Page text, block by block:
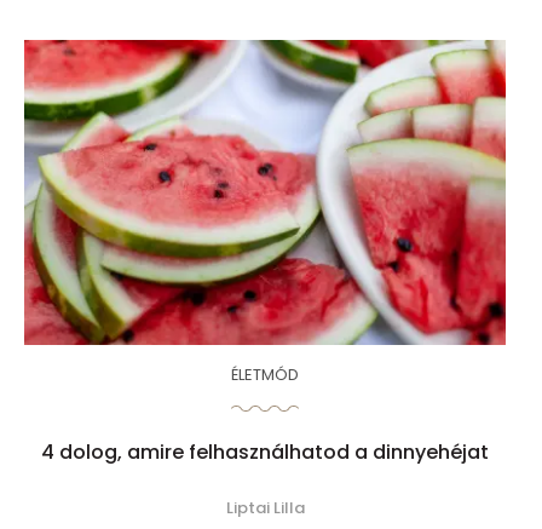
ÉLETMÓD
4 dolog, amire felhasználhatod a dinnyehéjat
Liptai Lilla